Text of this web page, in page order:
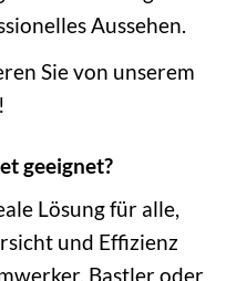
Aussehen.
Sie von unserem
geeignet?
Lösung für alle,
und Effizienz
Bastler oder